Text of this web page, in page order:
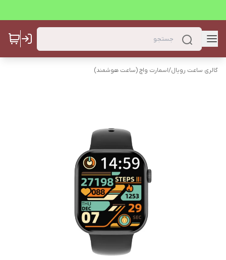
گالری ساعت رویال/اسمارت واچ (ساعت هوشمند)